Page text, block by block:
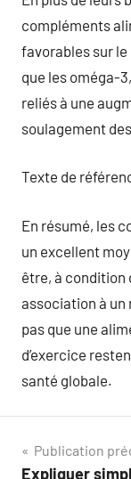
compléments
favorables sur
que les oméga-
reliés à une
soulagement
Texte de
En résumé, les
un excellent
être, à condition
association à un
pas que une
d’exercice
santé globale.
Publication
Expliquer